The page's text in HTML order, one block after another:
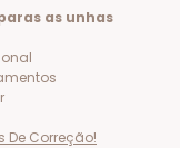
as unhas
De Correção!